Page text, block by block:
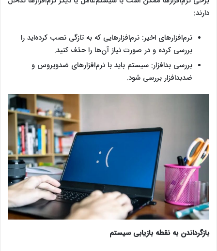
دارند:
نرم‌افزارهای اخیر: نرم‌افزارهایی که به تازگی نصب کرده‌اید را
بررسی کرده و در صورت نیاز آن‌ها را حذف کنید.
بررسی بدافزار: سیستم باید با نرم‌افزارهای ضدویروس و
ضدبدافزار بررسی شود.
بازگرداندن به نقطه بازیابی سیستم